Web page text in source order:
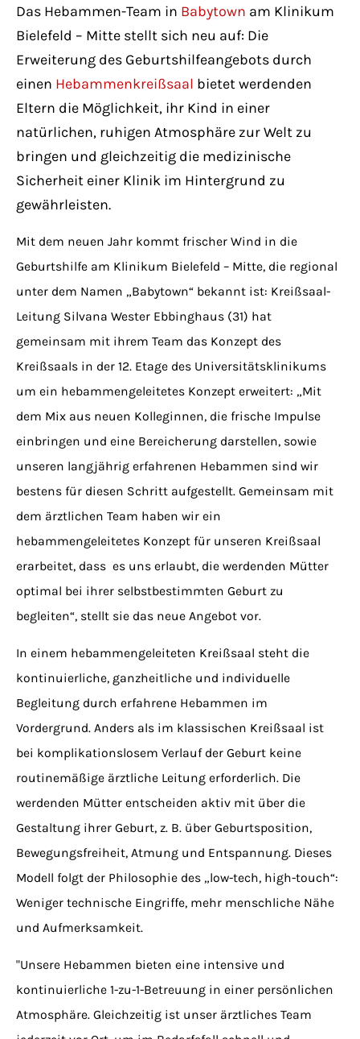
Have any questions?
+44 1234 567 890
Drop us a line
info@yourdomain.com
About us
Lorem ipsum dolor sit amet, consectetuer
adipiscing elit.
Aenean commodo ligula eget dolor. Aenean
massa. Cum sociis natoque penatibus et
magnis dis parturient montes, nascetur
ridiculus mus. Donec quam felis, ultricies
nec.
Das Hebammen-Team in Babytown am Klinikum
Bielefeld – Mitte stellt sich neu auf: Die
Erweiterung des Geburtshilfeangebots durch
einen Hebammenkreißsaal bietet werdenden
Eltern die Möglichkeit, ihr Kind in einer
natürlichen, ruhigen Atmosphäre zur Welt zu
bringen und gleichzeitig die medizinische
Sicherheit einer Klinik im Hintergrund zu
gewährleisten.
Mit dem neuen Jahr kommt frischer Wind in die
Geburtshilfe am Klinikum Bielefeld – Mitte, die regional
unter dem Namen „Babytown“ bekannt ist: Kreißsaal-
Leitung Silvana Wester Ebbinghaus (31) hat
gemeinsam mit ihrem Team das Konzept des
Kreißsaals in der 12. Etage des Universitätsklinikums
um ein hebammengeleitetes Konzept erweitert: „Mit
dem Mix aus neuen Kolleginnen, die frische Impulse
einbringen und eine Bereicherung darstellen, sowie
unseren langjährig erfahrenen Hebammen sind wir
bestens für diesen Schritt aufgestellt. Gemeinsam mit
dem ärztlichen Team haben wir ein
hebammengeleitetes Konzept für unseren Kreißsaal
erarbeitet, dass es uns erlaubt, die werdenden Mütter
optimal bei ihrer selbstbestimmten Geburt zu
begleiten“, stellt sie das neue Angebot vor.
In einem hebammengeleiteten Kreißsaal steht die
kontinuierliche, ganzheitliche und individuelle
Begleitung durch erfahrene Hebammen im
Vordergrund. Anders als im klassischen Kreißsaal ist
bei komplikationslosem Verlauf der Geburt keine
routinemäßige ärztliche Leitung erforderlich. Die
werdenden Mütter entscheiden aktiv mit über die
Gestaltung ihrer Geburt, z. B. über Geburtsposition,
Bewegungsfreiheit, Atmung und Entspannung. Dieses
Modell folgt der Philosophie des „low-tech, high-touch“:
Weniger technische Eingriffe, mehr menschliche Nähe
und Aufmerksamkeit.
"Unsere Hebammen bieten eine intensive und
kontinuierliche 1-zu-1-Betreuung in einer persönlichen
Atmosphäre. Gleichzeitig ist unser ärztliches Team